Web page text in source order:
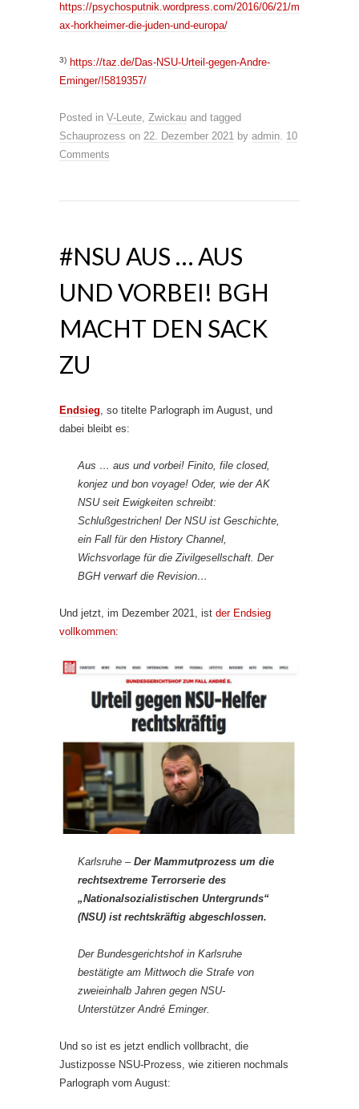
https://psychosputnik.wordpress.com/2016/06/21/m
ax-horkheimer-die-juden-und-europa/
3) https://taz.de/Das-NSU-Urteil-gegen-Andre-
Eminger/!5819357/
Posted in V-Leute, Zwickau and tagged
Schauprozess on 22. Dezember 2021 by admin. 10
Comments
#NSU AUS … AUS
UND VORBEI! BGH
MACHT DEN SACK
ZU
Endsieg, so titelte Parlograph im August, und
dabei bleibt es:
Aus … aus und vorbei! Finito, file closed,
konjez und bon voyage! Oder, wie der AK
NSU seit Ewigkeiten schreibt:
Schlußgestrichen! Der NSU ist Geschichte,
ein Fall für den History Channel,
Wichsvorlage für die Zivilgesellschaft. Der
BGH verwarf die Revision…
Und jetzt, im Dezember 2021, ist der Endsieg
vollkommen:
Karlsruhe – Der Mammutprozess um die
rechtsextreme Terrorserie des
„Nationalsozialistischen Untergrunds“
(NSU) ist rechtskräftig abgeschlossen.
Der Bundesgerichtshof in Karlsruhe
bestätigte am Mittwoch die Strafe von
zweieinhalb Jahren gegen NSU-
Unterstützer André Eminger.
Und so ist es jetzt endlich vollbracht, die
Justizposse NSU-Prozess, wie zitieren nochmals
Parlograph vom August: